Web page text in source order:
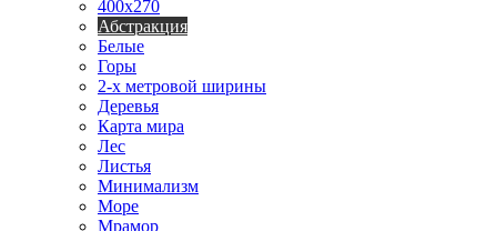
400х270
Абстракция
Белые
Горы
2-х метровой ширины
Деревья
Карта мира
Лес
Листья
Минимализм
Море
Мрамор